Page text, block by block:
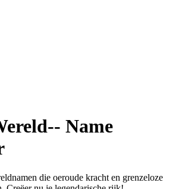
-- Name
die oeroude kracht en grenzeloze